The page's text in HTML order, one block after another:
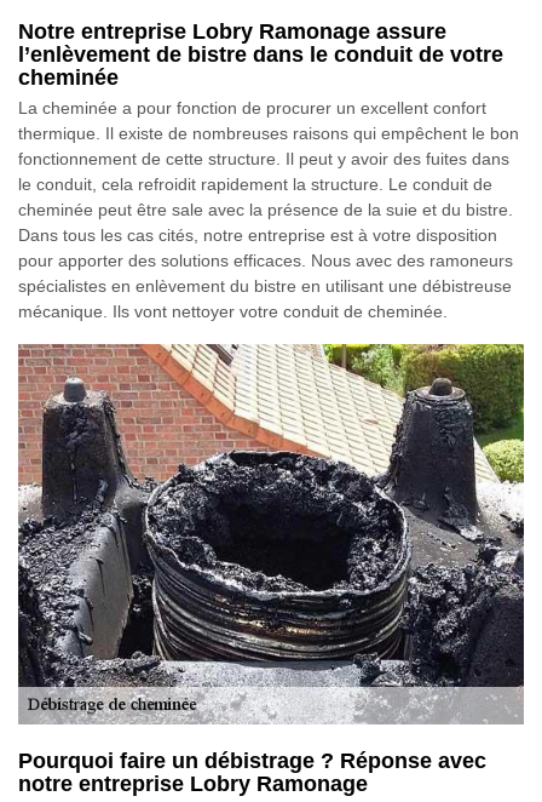
Notre entreprise Lobry Ramonage assure
l’enlèvement de bistre dans le conduit de votre
cheminée
La cheminée a pour fonction de procurer un excellent confort
thermique. Il existe de nombreuses raisons qui empêchent le bon
fonctionnement de cette structure. Il peut y avoir des fuites dans
le conduit, cela refroidit rapidement la structure. Le conduit de
cheminée peut être sale avec la présence de la suie et du bistre.
Dans tous les cas cités, notre entreprise est à votre disposition
pour apporter des solutions efficaces. Nous avec des ramoneurs
spécialistes en enlèvement du bistre en utilisant une débistreuse
mécanique. Ils vont nettoyer votre conduit de cheminée.
Pourquoi faire un débistrage ? Réponse avec
notre entreprise Lobry Ramonage